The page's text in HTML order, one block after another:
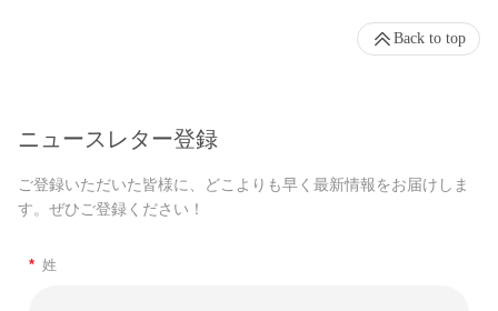
ニュースレター登録
ご登録いただいた皆様に、どこよりも早く最新情報をお届けしま
す。ぜひご登録ください！
* 姓
Back to top